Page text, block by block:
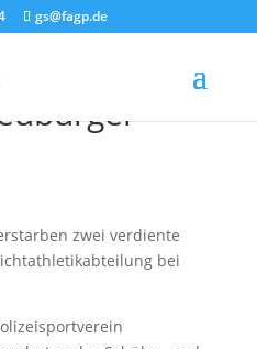
gs@fagp.de
Fischer
zwei verdiente
bei